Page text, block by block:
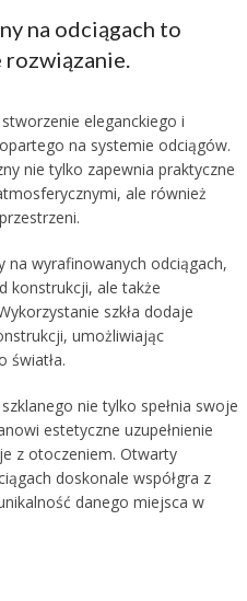
na odciągach to
rozwiązanie.
eleganckiego i
na systemie odciągów.
nie tylko zapewnia praktyczne
ale również
na wyrafinowanych odciągach,
konstrukcji, ale także
szkła dodaje
umożliwiając
światła.
nie tylko spełnia swoje
estetyczne uzupełnienie
z otoczeniem. Otwarty
doskonale współgra z
danego miejsca w